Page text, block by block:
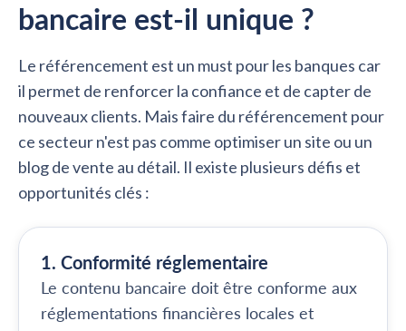
bancaire est-il unique ?
Le référencement est un must pour les banques car
il permet de renforcer la confiance et de capter de
nouveaux clients. Mais faire du référencement pour
ce secteur n'est pas comme optimiser un site ou un
blog de vente au détail. Il existe plusieurs défis et
opportunités clés :
1. Conformité réglementaire
Le contenu bancaire doit être conforme aux
réglementations financières locales et